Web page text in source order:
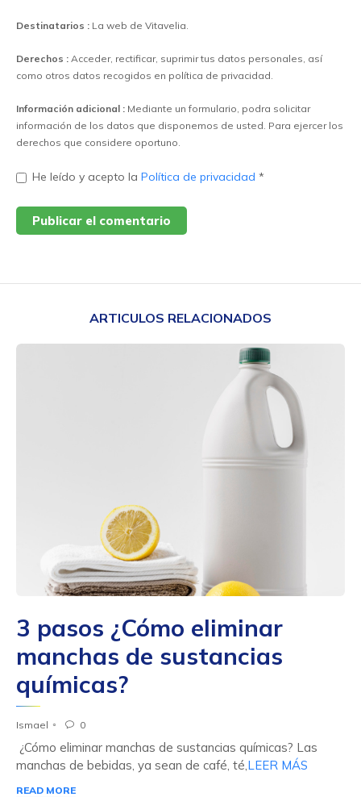
Destinatarios : La web de Vitavelia.
Derechos : Acceder, rectificar, suprimir tus datos personales, así
como otros datos recogidos en política de privacidad.
Información adicional : Mediante un formulario, podra solicitar
información de los datos que disponemos de usted. Para ejercer los
derechos que considere oportuno.
He leído y acepto la Política de privacidad *
ARTICULOS RELACIONADOS
3 pasos ¿Cómo eliminar
manchas de sustancias
químicas?
Ismael  0
¿Cómo eliminar manchas de sustancias químicas? Las
manchas de bebidas, ya sean de café, té,LEER MÁS
READ MORE